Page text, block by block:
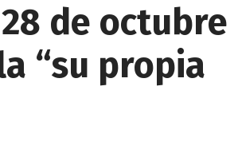
de octubre
“su propia